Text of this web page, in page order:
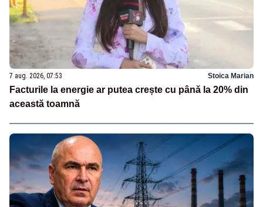
7 aug. 2026, 07:53 Stoica Marian
Facturile la energie ar putea crește cu până la 20% din
această toamnă